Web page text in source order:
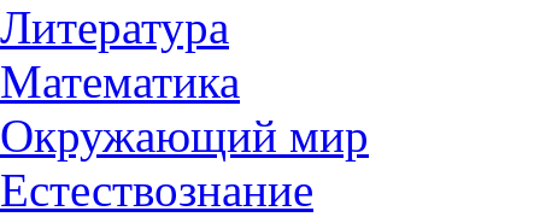
Литература
Математика
Окружающий мир
Естествознание